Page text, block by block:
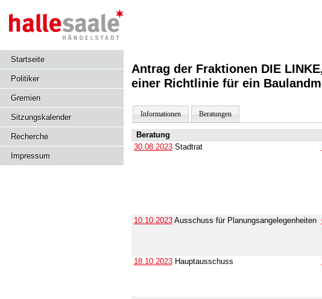
Startseite
Politiker
Gremien
Sitzungskalender
Recherche
Impressum
Antrag der Fraktionen DIE
einer Richtlinie für ein
Informationen Beratungen
Beratung
30.08.2023Stadtrat
10.10.2023Ausschuss für Planungsangelegenheiten
18.10.2023Hauptausschuss